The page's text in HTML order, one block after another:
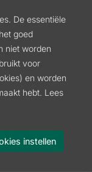
De essentiële
goed
niet worden
voor
en worden
hebt. Lees
instellen